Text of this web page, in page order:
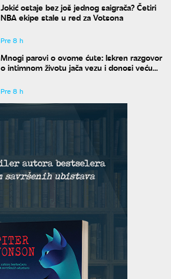
Jokić ostaje bez još jednog saigrača? Četiri
NBA ekipe stale u red za Votsona
Pre 8 h
Mnogi parovi o ovome ćute: Iskren razgovor
o intimnom životu jača vezu i donosi veću
Pre 8 h